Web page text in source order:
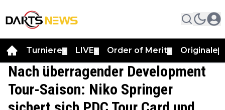
Turniere LIVE Order of Merit Originale
Nach überragender Development
Tour-Saison: Niko Springer